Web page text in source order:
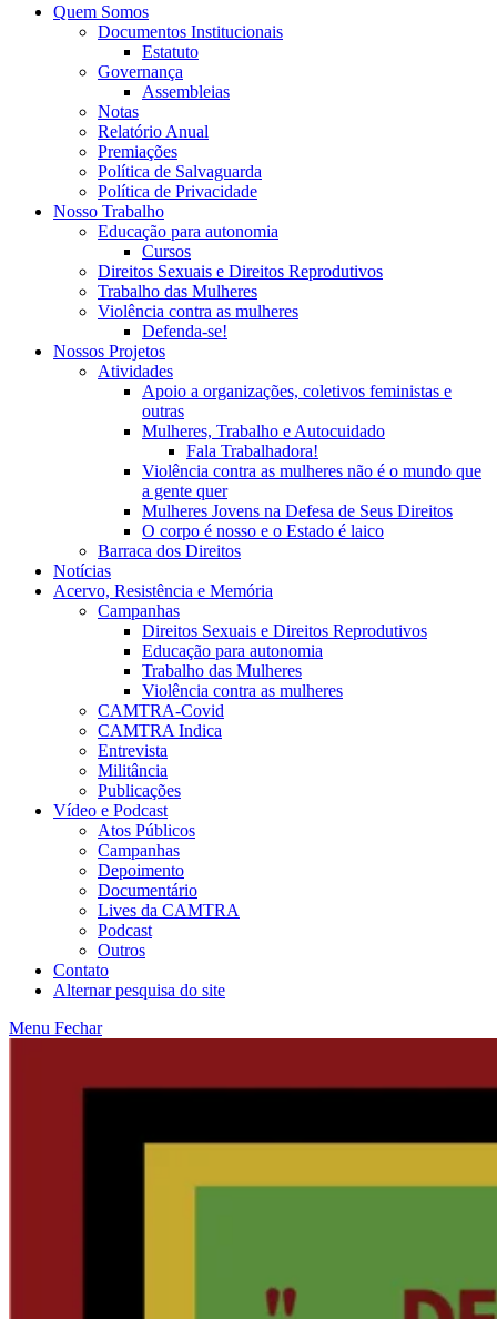
Quem Somos
Documentos Institucionais
Estatuto
Governança
Assembleias
Notas
Relatório Anual
Premiações
Política de Salvaguarda
Política de Privacidade
Nosso Trabalho
Educação para autonomia
Cursos
Direitos Sexuais e Direitos Reprodutivos
Trabalho das Mulheres
Violência contra as mulheres
Defenda-se!
Nossos Projetos
Atividades
Apoio a organizações, coletivos feministas e
outras
Mulheres, Trabalho e Autocuidado
Fala Trabalhadora!
Violência contra as mulheres não é o mundo que
a gente quer
Mulheres Jovens na Defesa de Seus Direitos
O corpo é nosso e o Estado é laico
Barraca dos Direitos
Notícias
Acervo, Resistência e Memória
Campanhas
Direitos Sexuais e Direitos Reprodutivos
Educação para autonomia
Trabalho das Mulheres
Violência contra as mulheres
CAMTRA-Covid
CAMTRA Indica
Entrevista
Militância
Publicações
Vídeo e Podcast
Atos Públicos
Campanhas
Depoimento
Documentário
Lives da CAMTRA
Podcast
Outros
Contato
Alternar pesquisa do site
Menu Fechar